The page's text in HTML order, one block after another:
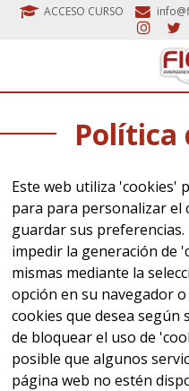
ACCESO CURSO
Política
Este web utiliza 'cookies'
para para personalizar el
guardar sus
impedir la generación de
mismas mediante la
opción en su navegador
cookies que desea
de bloquear el uso de
posible que algunos
página web no estén